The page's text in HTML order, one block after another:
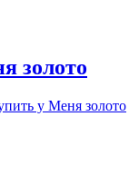
золото
у Меня золото